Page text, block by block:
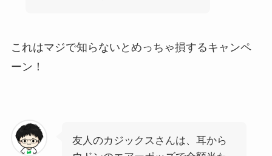
これはマジで知らないとめっちゃ損するキャンペ
ーン！
友人のカジックスさんは、耳から